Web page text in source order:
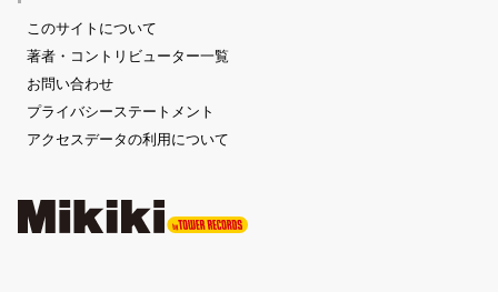
このサイトについて
著者・コントリビューター一覧
お問い合わせ
プライバシーステートメント
アクセスデータの利用について